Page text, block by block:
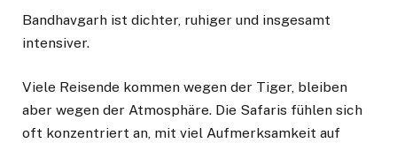
Bandhavgarh ist dichter, ruhiger und insgesamt
intensiver.
Viele Reisende kommen wegen der Tiger, bleiben
aber wegen der Atmosphäre. Die Safaris fühlen sich
oft konzentriert an, mit viel Aufmerksamkeit auf